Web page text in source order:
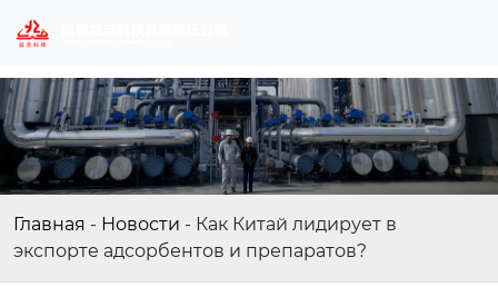
Главная - Новости - Как Китай лидирует в
экспорте адсорбентов и препаратов?